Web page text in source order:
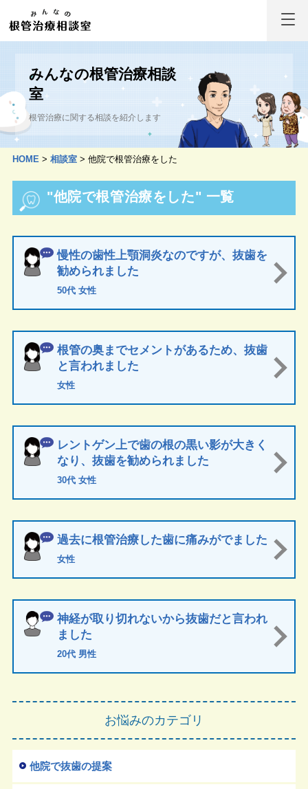
みんなの根管治療相談
室
根管治療に関する相談を紹介します
HOME> 相談室> 他院で根管治療をした
"他院で根管治療をした" 一覧
慢性の歯性上顎洞炎なのですが、抜歯を
勧められました
50代 女性
根管の奥までセメントがあるため、抜歯
と言われました
女性
レントゲン上で歯の根の黒い影が大きく
なり、抜歯を勧められました
30代 女性
過去に根管治療した歯に痛みがでました
女性
神経が取り切れないから抜歯だと言われ
ました
20代 男性
お悩みのカテゴリ
他院で抜歯の提案